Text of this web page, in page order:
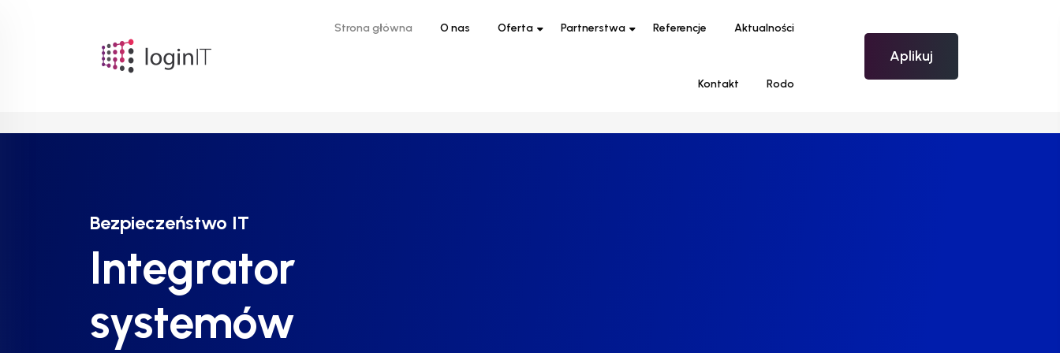
Strona główna O nas Oferta Partnerstwa Referencje Aktualności
Kontakt Rodo
Aplikuj
Bezpieczeństwo IT
Integrator
systemów
Bezpieczeństwo IT
Integrator
systemów
Bezpieczeństwo IT
Integrator
systemów